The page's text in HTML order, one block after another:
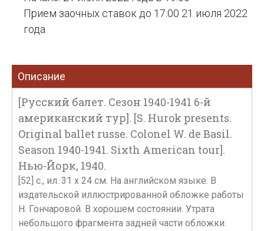
Прием заочных ставок до 17:00 21 июля 2022
года
Описание
[Русский балет. Сезон 1940-1941 6-й
американский тур]. [S. Hurok presents.
Original ballet russe. Colonel W. de Basil.
Season 1940-1941. Sixth American tour].
Нью-Йорк, 1940.
[52] с., ил. 31 х 24 см. На английском языке. В
издательской иллюстрированной обложке работы
Н. Гончаровой. В хорошем состоянии. Утрата
небольшого фрагмента задней части обложки.